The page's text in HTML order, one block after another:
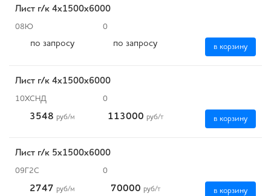
Лист г/к 4х1500х6000
08Ю 0
по запросу по запросу в корзину
Лист г/к 4х1500х6000
10ХСНД 0
3548 руб/м 113000 руб/т в корзину
Лист г/к 5х1500х6000
09Г2С 0
2747 руб/м 70000 руб/т в корзину